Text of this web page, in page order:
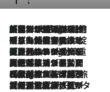
7 Hours Ago
「荷物が増えるほど旅ストレスは増す」美容ジャーナリストがたどり着いた最終結論。“化粧品を劇的に減らす”感動の凝縮美容とは
7 Hours Ago
「旅先には金髪ウィッグを持参」日本と同じメイクでは損してる!? 美容ジャーナリストが提案する“掟破りの旅美容”とは
7 Hours Ago
【厳選旅コスメ】「身軽さ＆UV対策重視！」ヘアアーティストshucoが選んだ夏旅ベストコスメを発表【Mサイズジップ】
2026.8.5
【厳選旅コスメ】国内をあちこち移動する河井菜摘が選んだ夏旅ベストコスメ発表！「リラックスアイテムはマスト」【Mサイズジップ】
2026.8.4
【厳選旅コスメ】「紫外線＆乾燥対策しながらメイク感も！」ヘア＆メイクGeorgeが選んだ夏旅ベストコスメを発表！【Mサイズジップ】
2026.8.3
【厳選旅コスメ】「保湿もタイパ重視！」“サウナ好き”タレント清水みさとが愛用する夏旅ベストコスメを発表！【Mサイズジップ】